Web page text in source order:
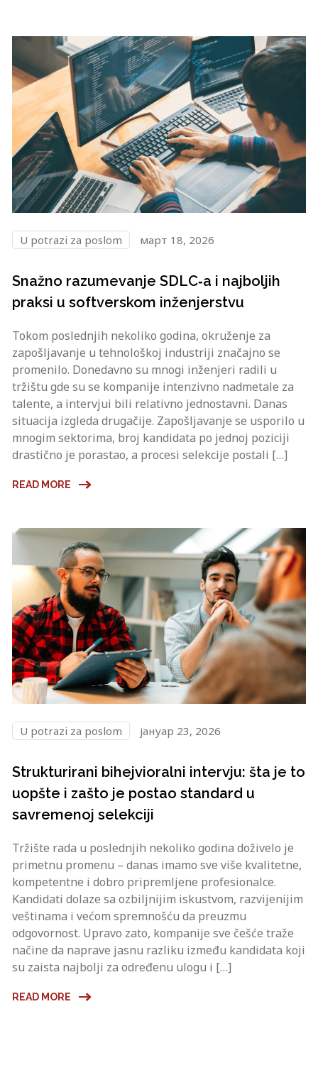
U potrazi za poslom март 18, 2026
Snažno razumevanje SDLC‑a i najboljih
praksi u softverskom inženjerstvu
Tokom poslednjih nekoliko godina, okruženje za
zapošljavanje u tehnološkoj industriji značajno se
promenilo. Donedavno su mnogi inženjeri radili u
tržištu gde su se kompanije intenzivno nadmetale za
talente, a intervjui bili relativno jednostavni. Danas
situacija izgleda drugačije. Zapošljavanje se usporilo u
mnogim sektorima, broj kandidata po jednoj poziciji
drastično je porastao, a procesi selekcije postali […]
READ MORE
U potrazi za poslom јануар 23, 2026
Strukturirani bihejvioralni intervju: šta je to
uopšte i zašto je postao standard u
savremenoj selekciji
Tržište rada u poslednjih nekoliko godina doživelo je
primetnu promenu – danas imamo sve više kvalitetne,
kompetentne i dobro pripremljene profesionalce.
Kandidati dolaze sa ozbiljnijim iskustvom, razvijenijim
veštinama i većom spremnošću da preuzmu
odgovornost. Upravo zato, kompanije sve češće traže
načine da naprave jasnu razliku između kandidata koji
su zaista najbolji za određenu ulogu i […]
READ MORE